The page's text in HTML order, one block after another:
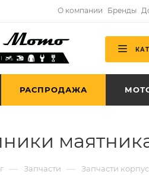
О компании Бренды
РАСПРОДАЖА
маятника
— Запчасти — Запчасти корпус